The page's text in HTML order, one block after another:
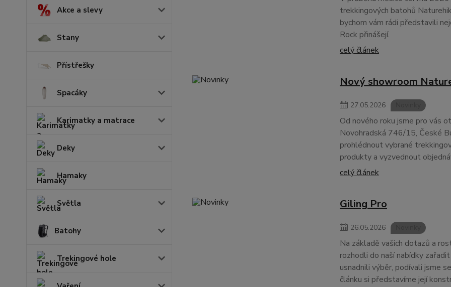
Akce a slevy
Stany
Přístřešky
Spacáky
Karimatky a matrace
Deky
Hamaky
Světla
Batohy
Trekingové hole
trekkingových batohů
bychom vám rádi představili
Rock přinášejí.
celý článek
Nový showroom
27.05.2026
Od nového roku jsme pro vás
Novohradská 746/15, České
prohlédnout vybrané
produkty a vyzvednout
celý článek
Giling Pro
26.05.2026
Na základě vašich dotazů a
rozhodli do naší nabídky
usnadnili výběr, podívali jsme
článku si představíme její